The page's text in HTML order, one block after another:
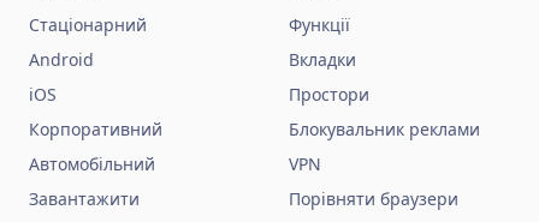
Стаціонарний
Android
iOS
Корпоративний
Автомобільний
Завантажити
Функції
Вкладки
Простори
Блокувальник реклами
VPN
Порівняти браузери